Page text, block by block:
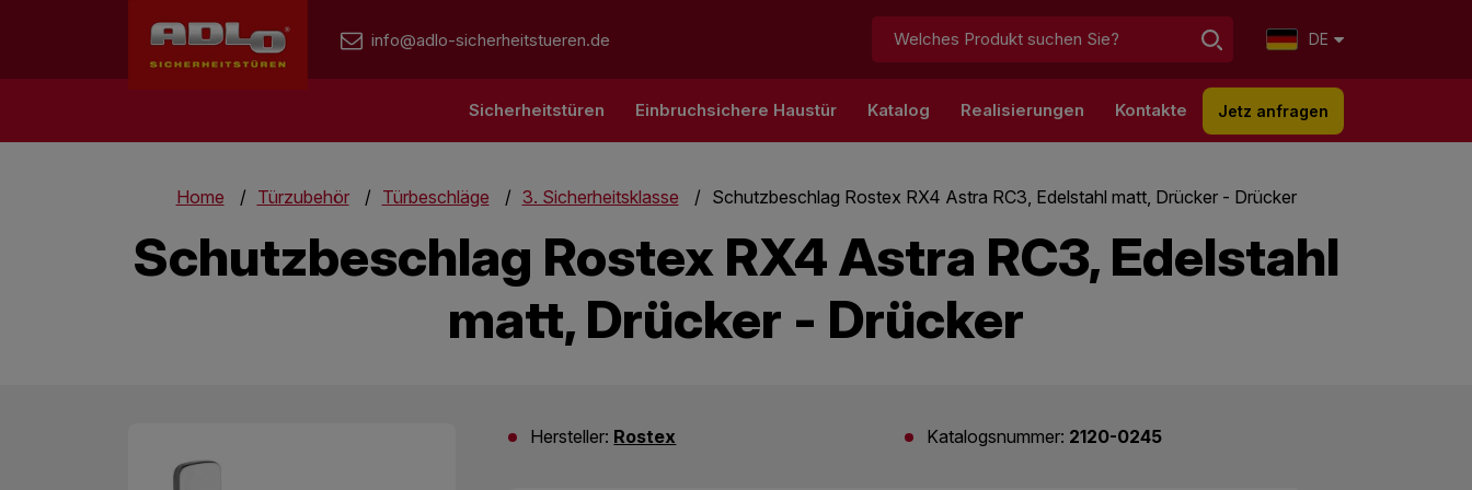
info@adlo-sicherheitstueren.de
Suchen: DE
Sicherheitstüren Einbruchsichere Haustür Katalog Realisierungen Kontakte Jetz anfragen
Home Türzubehör Türbeschläge 3. Sicherheitsklasse Schutzbeschlag Rostex RX4 Astra RC3, Edelstahl matt, Drücker - Drücker
Schutzbeschlag Rostex RX4 Astra RC3, Edelstahl
matt, Drücker - Drücker
Hersteller: Rostex Katalogsnummer: 2120-0245